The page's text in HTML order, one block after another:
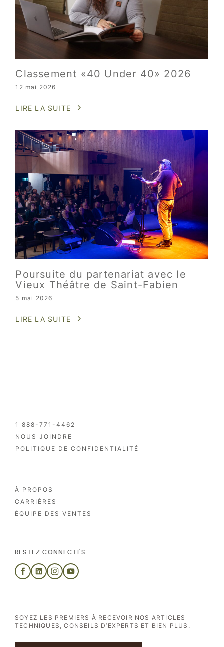
Classement «40 Under 40» 2026
12 mai 2026
LIRE LA SUITE
Poursuite du partenariat avec le
Vieux Théâtre de Saint-Fabien
5 mai 2026
LIRE LA SUITE
1 888-771-4462
NOUS JOINDRE
POLITIQUE DE CONFIDENTIALITÉ
À PROPOS
CARRIÈRES
ÉQUIPE DES VENTES
RESTEZ CONNECTÉS
SOYEZ LES PREMIERS À RECEVOIR NOS ARTICLES
TECHNIQUES, CONSEILS D’EXPERTS ET BIEN PLUS.